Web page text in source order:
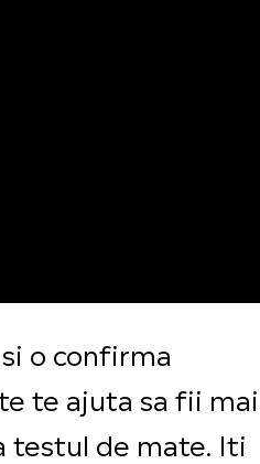
o confirma
te ajuta sa fii mai
testul de mate. Iti